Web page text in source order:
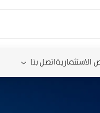
الاستثماريةاتصل بنا